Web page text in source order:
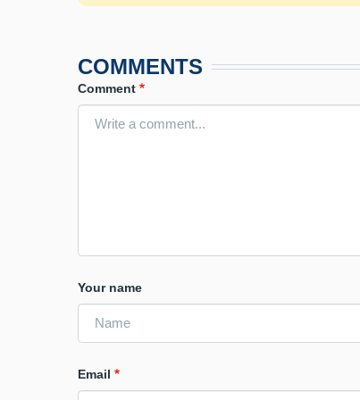
COMMENTS
Comment
Your name
Email